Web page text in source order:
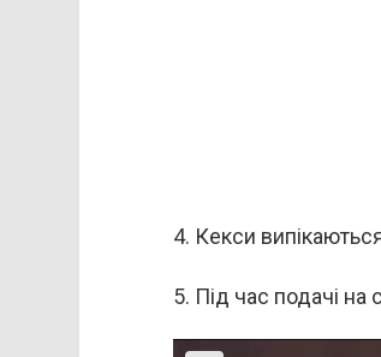
4. Кекси
5. Під час подачі